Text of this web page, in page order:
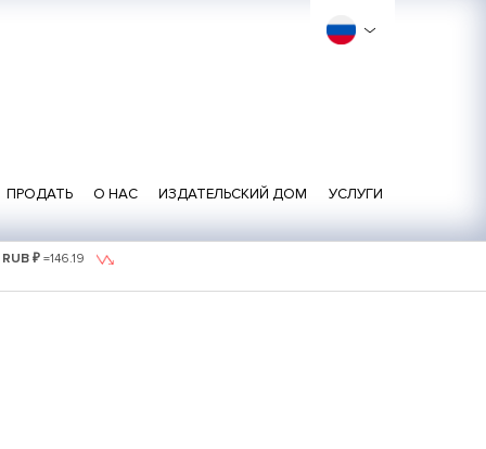
ПРОДАТЬ О НАС ИЗДАТЕЛЬСКИЙ ДОМ УСЛУГИ
RUB ₽ =146.19